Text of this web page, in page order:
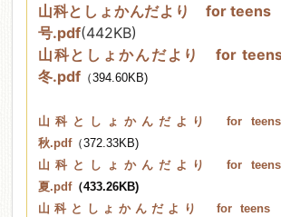
山科としょかんだより for
号.pdf(442KB)
山科としょかんだより for
冬.pdf（394.60KB)
山科としょかんだより for
秋.pdf（372.33KB)
山科としょかんだより for
夏.pdf（433.26KB)
山科としょかんだより for